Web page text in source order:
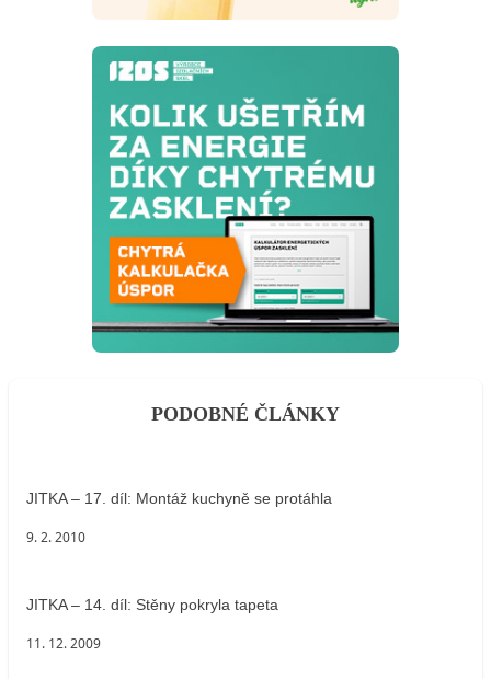
PODOBNÉ ČLÁNKY
JITKA – 17. díl: Montáž kuchyně se protáhla
9. 2. 2010
JITKA – 14. díl: Stěny pokryla tapeta
11. 12. 2009